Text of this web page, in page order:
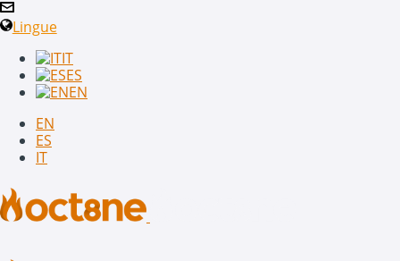
Lingue
IT
ES
EN
EN
ES
IT